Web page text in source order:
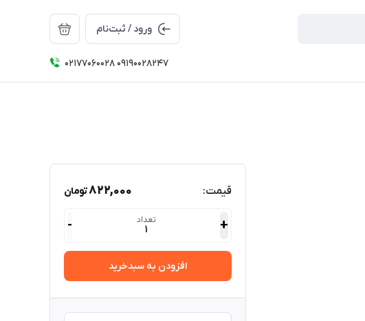
ورود / ثبت‌نام
۰۲۱۷۷۰۶۰۰۲۸ ۰۹۱۹۰۰۲۸۲۴۷
قیمت: 822,000تومان
+ تعداد
1
-
افزودن به سبدخرید